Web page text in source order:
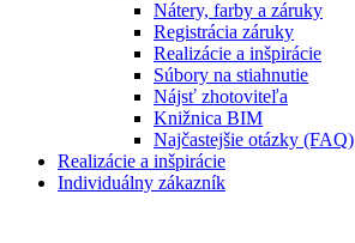
Nátery, farby a záruky
Registrácia záruky
Realizácie a inšpirácie
Súbory na stiahnutie
Nájsť zhotoviteľa
Knižnica BIM
Najčastejšie otázky (FAQ)
Realizácie a inšpirácie
Individuálny zákazník